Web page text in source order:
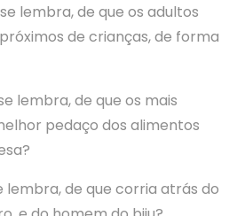
lembra, de que os adultos
de crianças, de forma
lembra, de que os mais
pedaço dos alimentos
lembra, de que corria atrás do